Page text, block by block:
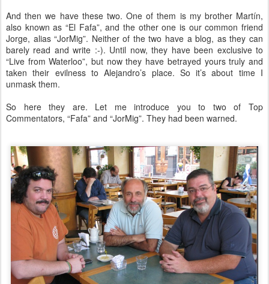
And then we have these two. One of them is my brother Martín,
also known as “El Fafa”, and the other one is our common friend
Jorge, alias “JorMig”. Neither of the two have a blog, as they can
barely read and write :-). Until now, they have been exclusive to
“Live from Waterloo”, but now they have betrayed yours truly and
taken their evilness to Alejandro’s place. So it’s about time I
unmask them.
So here they are. Let me introduce you to two of Top
Commentators, “Fafa” and “JorMig”. They had been warned.